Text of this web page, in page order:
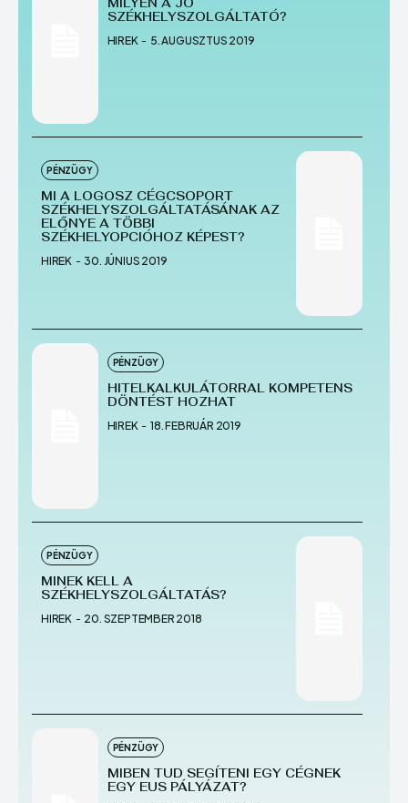
EchoVerse
EchoVerse
MILYEN A JÓ
SZÉKHELYSZOLGÁLTATÓ?
HIREK - 5. AUGUSZTUS 2019
PÉNZÜGY
MI A LOGOSZ CÉGCSOPORT
SZÉKHELYSZOLGÁLTATÁSÁNAK AZ
ELŐNYE A TÖBBI
SZÉKHELYOPCIÓHOZ KÉPEST?
HIREK - 30. JÚNIUS 2019
PÉNZÜGY
HITELKALKULÁTORRAL KOMPETENS
DÖNTÉST HOZHAT
HIREK - 18. FEBRUÁR 2019
PÉNZÜGY
MINEK KELL A
SZÉKHELYSZOLGÁLTATÁS?
HIREK - 20. SZEPTEMBER 2018
PÉNZÜGY
MIBEN TUD SEGÍTENI EGY CÉGNEK
EGY EUS PÁLYÁZAT?